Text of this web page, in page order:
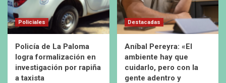
Policiales
Policía de La Paloma
logra formalización en
investigación por rapiña
a taxista
Destacadas
Aníbal Pereyra: «El
ambiente hay que
cuidarlo, pero con la
gente adentro y